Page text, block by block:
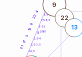
1-2,5
2,5-3,5
3,5-4
6-7,5
7,5-8,5
8,5-9
21
17
3
13
8
22
4
9
22
13
5 anni